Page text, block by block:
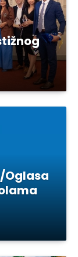
Oglasa